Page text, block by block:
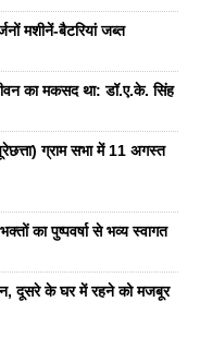
मशीनें-बैटरियां जब्त
का मकसद था: डॉ.ए.के. सिंह
ग्राम सभा में 11 अगस्त
का पुष्पवर्षा से भव्य स्वागत
दूसरे के घर में रहने को मजबूर